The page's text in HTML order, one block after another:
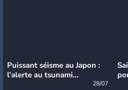
Puissant séisme au Japon :
l’alerte au tsunami
28/07